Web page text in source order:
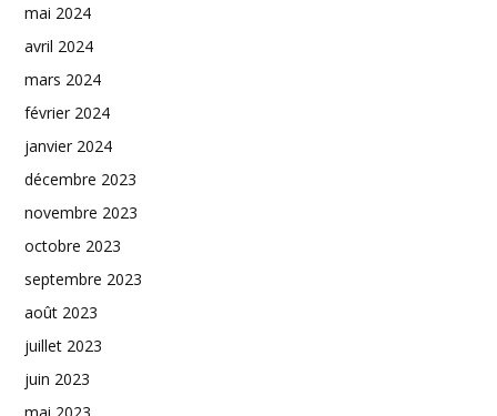
mai 2024
avril 2024
mars 2024
février 2024
janvier 2024
décembre 2023
novembre 2023
octobre 2023
septembre 2023
août 2023
juillet 2023
juin 2023